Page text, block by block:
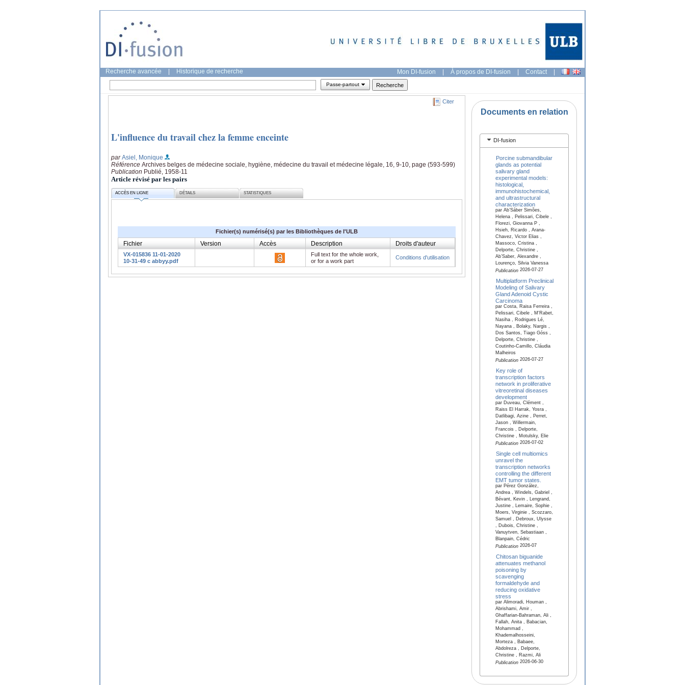
Recherche avancée Historique de recherche Mon DI-fusion | À propos de DI-fusion | Contact |
Passe-partout
Citer
L'influence du travail chez la femme enceinte
parAsiel, Monique
Référence Archives belges de médecine sociale, hygiène, médecine du travail et médecine légale, 16, 9-10, page (593-599)
Publication Publié, 1958-11
Article révisé par les pairs
ACCÈS EN LIGNE DÉTAILS STATISTIQUES
Fichier(s) numérisé(s) par les Bibliothèques de l'ULB
Fichier Version Accès Description Droits d'auteur
VX-015836 11-01-2020
10-31-49 c abbyy.pdf
Full text for the whole work,
or for a work part
Conditions d'utilisation
Documents en relation
DI-fusion
Porcine submandibular
glands as potential
salivary gland
experimental models:
histological,
immunohistochemical,
and ultrastructural
characterization
par Ab’Sáber Simões,
Helena , Pelissari, Cibele ,
Florezi, Giovanna P ,
Hsieh, Ricardo , Arana-
Chavez, Victor Elias ,
Massoco, Cristina ,
Delporte, Christine ,
Ab’Saber, Alexandre ,
Lourenço, Silvia Vanessa
Publication2026-07-27
Multiplatform Preclinical
Modeling of Salivary
Gland Adenoid Cystic
Carcinoma
par Costa, Raisa Ferreira ,
Pelissari, Cibele , M'Rabet,
Nasiha , Rodrigues Lé,
Nayana , Bolaky, Nargis ,
Dos Santos, Tiago Góss ,
Delporte, Christine ,
Coutinho-Camillo, Cláudia
Malheiros
Publication2026-07-27
Key role of
transcription factors
network in proliferative
vitreoretinal diseases
development
par Duveau, Clément ,
Raiss El Harrak, Yosra ,
Datlibagi, Azine , Perret,
Jason , Willermain,
Francois , Delporte,
Christine , Motulsky, Elie
Publication2026-07-02
Single cell multiomics
unravel the
transcription networks
controlling the different
EMT tumor states.
par Pérez González,
Andrea , Windels, Gabriel ,
Bévant, Kevin , Lengrand,
Justine , Lemaire, Sophie ,
Moers, Virginie , Scozzaro,
Samuel , Debroux, Ulysse
, Dubois, Christine ,
Vanuytven, Sebastiaan ,
Blanpain, Cédric
Publication2026-07
Chitosan biguanide
attenuates methanol
poisoning by
scavenging
formaldehyde and
reducing oxidative
stress
par Alimoradi, Houman ,
Abrishami, Amir ,
Ghaffarian-Bahraman, Ali ,
Fallah, Anita , Babacian,
Mohammad ,
Khademalhosseini,
Morteza , Babaee,
Abdolreza , Delporte,
Christine , Razmi, Ali
Publication2026-06-30